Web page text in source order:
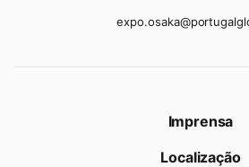
Imprensa
Localização